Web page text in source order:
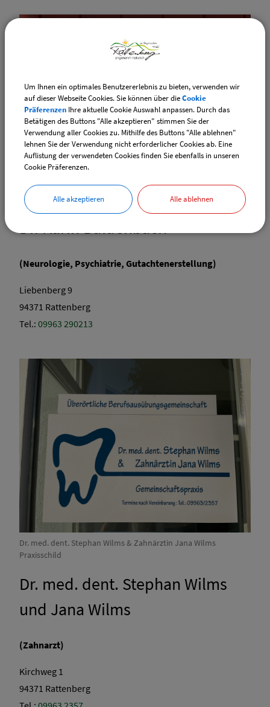
Dr. Karin Baldenbach
Dr. Karin Baldenbach
(Neurologie, Psychiatrie, Gutachtenerstellung)
Liebenberg 9
94371 Rattenberg
Tel.: 09963 290213
Gemeinde Rattenberg
Dr. med. dent. Stephan Wilms & Zahnärztin Jana Wilms
Praxisschild
Dr. med. dent. Stephan Wilms
und Jana Wilms
(Zahnarzt)
Kirchweg 1
94371 Rattenberg
Um Ihnen ein optimales Benutzererlebnis zu bieten, verwenden wir
auf dieser Webseite Cookies. Sie können über dieCookie
Präferenzen Ihre aktuelle Cookie Auswahl anpassen. Durch das
Betätigen des Buttons "Alle akzeptieren" stimmen Sie der
Verwendung aller Cookies zu. Mithilfe des Buttons "Alle ablehnen"
lehnen Sie der Verwendung nicht erforderlicher Cookies ab. Eine
Auflistung der verwendeten Cookies finden Sie ebenfalls in unseren
Cookie Präferenzen.
Alle akzeptieren Alle ablehnen